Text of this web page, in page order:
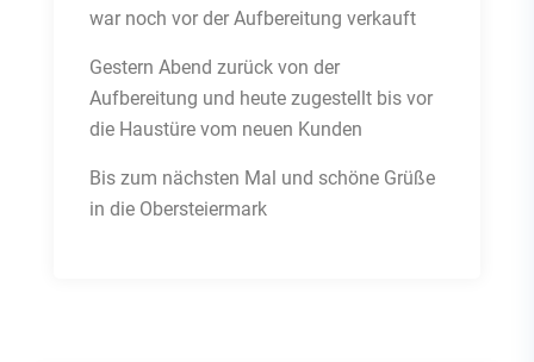
war noch vor der Aufbereitung verkauft
Gestern Abend zurück von der
Aufbereitung und heute zugestellt bis vor
die Haustüre vom neuen Kunden
Bis zum nächsten Mal und schöne Grüße
in die Obersteiermark